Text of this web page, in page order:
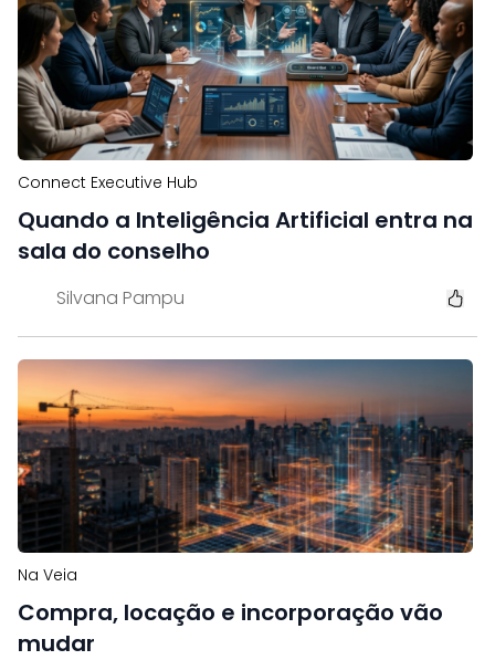
Connect Executive Hub
Quando a Inteligência Artificial entra na
sala do conselho
Silvana Pampu
Na Veia
Compra, locação e incorporação vão
mudar